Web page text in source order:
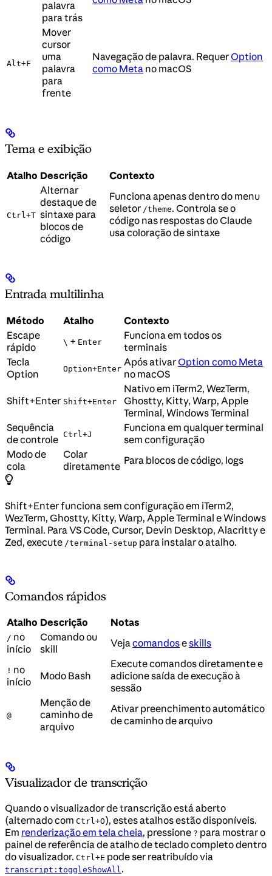
palavra
para trás
Alt+F
Mover
cursor
uma
palavra
para
frente
Navegação de palavra. RequerOption
como Meta no macOS
Tema e exibição
Atalho Descrição Contexto
Ctrl+T
Alternar
destaque de
sintaxe para
blocos de
código
Funciona apenas dentro do menu
seletor /theme. Controla se o
código nas respostas do Claude
usa coloração de sintaxe
Entrada multilinha
Método Atalho
Contexto
Escape
rápido
\ + Enter
Funciona em todos os
terminais
Tecla
Option
Option+Enter
Após ativarOption como Meta
no macOS
Shift+Enter Shift+Enter
Nativo em iTerm2, WezTerm,
Ghostty, Kitty, Warp, Apple
Terminal, Windows Terminal
Sequência
de controle Ctrl+J
Funciona em qualquer terminal
sem configuração
Modo de
cola
Colar
diretamente Para blocos de código, logs
Shift+Enter funciona sem configuração em iTerm2,
WezTerm, Ghostty, Kitty, Warp, Apple Terminal e Windows
Terminal. Para VS Code, Cursor, Devin Desktop, Alacritty e
Zed, execute /terminal-setup para instalar o atalho.
Comandos rápidos
Atalho Descrição Notas
/ no
início
Comando ou
skill
Vejacomandoseskills
! no
início
Modo Bash
Execute comandos diretamente e
adicione saída de execução à
sessão
@
Menção de
caminho de
arquivo
Ativar preenchimento automático
de caminho de arquivo
Visualizador de transcrição
Quando o visualizador de transcrição está aberto
(alternado com Ctrl+O), estes atalhos estão disponíveis.
Em renderização em tela cheia, pressione ? para mostrar o
painel de referência de atalho de teclado completo dentro
do visualizador. Ctrl+E pode ser reatribuído via
transcript:toggleShowAll.